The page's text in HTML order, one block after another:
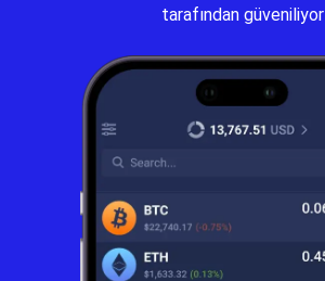
tarafından güveniliyor